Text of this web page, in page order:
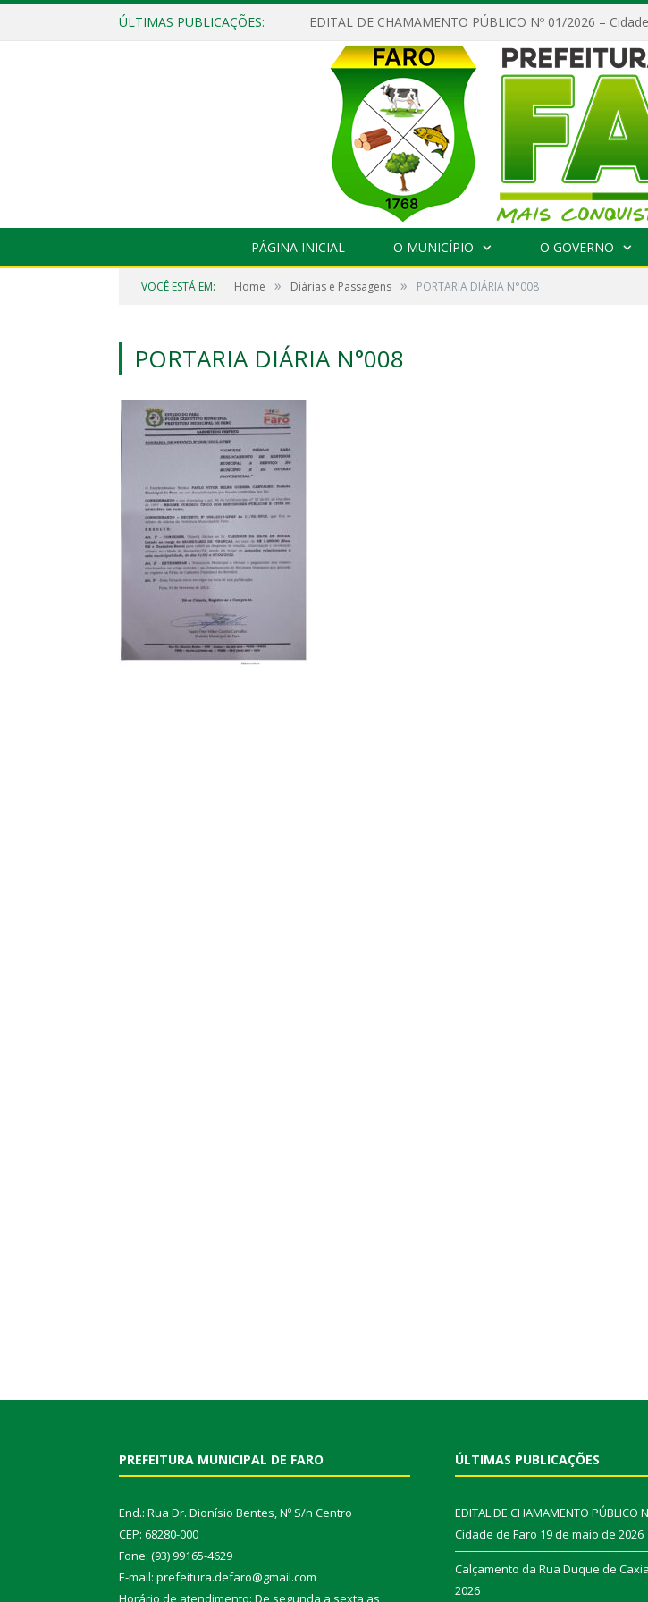
ÚLTIMAS PUBLICAÇÕES: EDITAL DE CHAMAMENTO PÚBLICO Nº 01/2026 –
PÁGINA INICIAL O MUNICÍPIO O GOVERNO
VOCÊ ESTÁ EM: Home » Diárias e Passagens » PORTARIA DIÁRIA N°008
PORTARIA DIÁRIA N°008
PREFEITURA MUNICIPAL DE FARO
End.: Rua Dr. Dionísio Bentes, Nº S/n Centro
CEP: 68280-000
Fone: (93) 99165-4629
E-mail: prefeitura.defaro@gmail.com
Horário de atendimento: De segunda a sexta as
ÚLTIMAS PUBLICAÇÕES
EDITAL DE CHAMAMENTO PÚBLICO
Cidade de Faro 19 de maio de 2026
Calçamento da Rua Duque de
2026